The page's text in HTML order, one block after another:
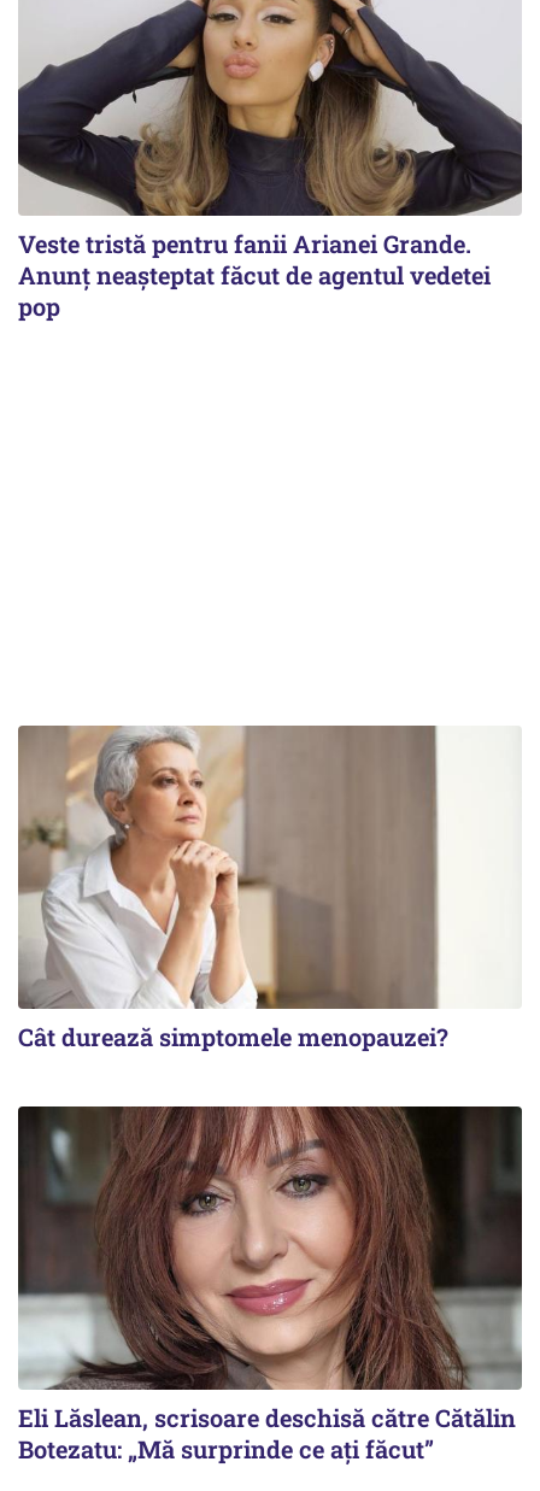
Veste tristă pentru fanii Arianei Grande.
Anunț neașteptat făcut de agentul vedetei
pop
Cât durează simptomele menopauzei?
Eli Lăslean, scrisoare deschisă către Cătălin
Botezatu: „Mă surprinde ce ați făcut”